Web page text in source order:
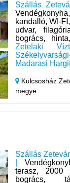
Szállás
kandalló, WI-
udvar,
bogrács,
Zetelaki
Madarasi
Kulcsosház
megye
Szállás
terasz, 2000
bogrács,